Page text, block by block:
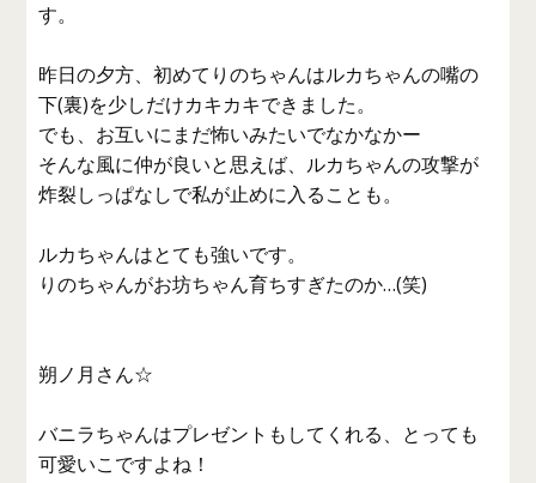
す。
昨日の夕方、初めてりのちゃんはルカちゃんの嘴の
下(裏)を少しだけカキカキできました。
でも、お互いにまだ怖いみたいでなかなかー
そんな風に仲が良いと思えば、ルカちゃんの攻撃が
炸裂しっぱなしで私が止めに入ることも。
ルカちゃんはとても強いです。
りのちゃんがお坊ちゃん育ちすぎたのか…(笑)
朔ノ月さん☆
バニラちゃんはプレゼントもしてくれる、とっても
可愛いこですよね！